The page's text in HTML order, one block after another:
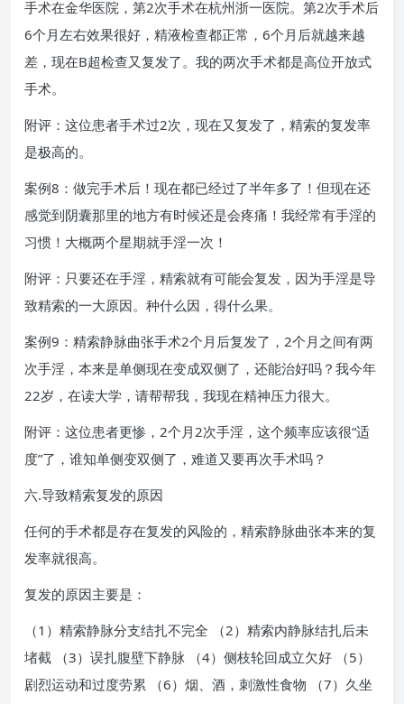
手术在金华医院，第2次手术在杭州浙一医院。第2次手术后
6个月左右效果很好，精液检查都正常，6个月后就越来越
差，现在B超检查又复发了。我的两次手术都是高位开放式
手术。
附评：这位患者手术过2次，现在又复发了，精索的复发率
是极高的。
案例8：做完手术后！现在都已经过了半年多了！但现在还
感觉到阴囊那里的地方有时候还是会疼痛！我经常有手淫的
习惯！大概两个星期就手淫一次！
附评：只要还在手淫，精索就有可能会复发，因为手淫是导
致精索的一大原因。种什么因，得什么果。
案例9：精索静脉曲张手术2个月后复发了，2个月之间有两
次手淫，本来是单侧现在变成双侧了，还能治好吗？我今年
22岁，在读大学，请帮帮我，我现在精神压力很大。
附评：这位患者更惨，2个月2次手淫，这个频率应该很“适
度”了，谁知单侧变双侧了，难道又要再次手术吗？
六.导致精索复发的原因
任何的手术都是存在复发的风险的，精索静脉曲张本来的复
发率就很高。
复发的原因主要是：
（1）精索静脉分支结扎不完全 （2）精索内静脉结扎后未
堵截 （3）误扎腹壁下静脉 （4）侧枝轮回成立欠好 （5）
剧烈运动和过度劳累 （6）烟、酒，刺激性食物 （7）久坐